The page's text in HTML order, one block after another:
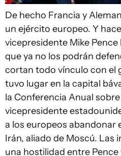
De hecho Francia y
un ejército europeo. Y
vicepresidente Mike
que ya no los podrán
cortan todo vínculo con el
tuvo lugar en la capital
la Conferencia Anual
vicepresidente
a los europeos abandonar
Irán, aliado de Moscú. Las
una hostilidad entre Pence